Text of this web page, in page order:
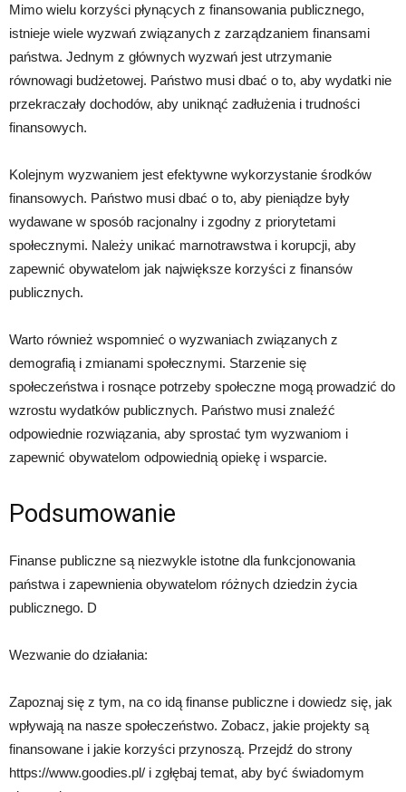
Mimo wielu korzyści płynących z finansowania publicznego,
istnieje wiele wyzwań związanych z zarządzaniem finansami
państwa. Jednym z głównych wyzwań jest utrzymanie
równowagi budżetowej. Państwo musi dbać o to, aby wydatki nie
przekraczały dochodów, aby uniknąć zadłużenia i trudności
finansowych.
Kolejnym wyzwaniem jest efektywne wykorzystanie środków
finansowych. Państwo musi dbać o to, aby pieniądze były
wydawane w sposób racjonalny i zgodny z priorytetami
społecznymi. Należy unikać marnotrawstwa i korupcji, aby
zapewnić obywatelom jak największe korzyści z finansów
publicznych.
Warto również wspomnieć o wyzwaniach związanych z
demografią i zmianami społecznymi. Starzenie się
społeczeństwa i rosnące potrzeby społeczne mogą prowadzić do
wzrostu wydatków publicznych. Państwo musi znaleźć
odpowiednie rozwiązania, aby sprostać tym wyzwaniom i
zapewnić obywatelom odpowiednią opiekę i wsparcie.
Podsumowanie
Finanse publiczne są niezwykle istotne dla funkcjonowania
państwa i zapewnienia obywatelom różnych dziedzin życia
publicznego. D
Wezwanie do działania:
Zapoznaj się z tym, na co idą finanse publiczne i dowiedz się, jak
wpływają na nasze społeczeństwo. Zobacz, jakie projekty są
finansowane i jakie korzyści przynoszą. Przejdź do strony
https://www.goodies.pl/ i zgłębaj temat, aby być świadomym